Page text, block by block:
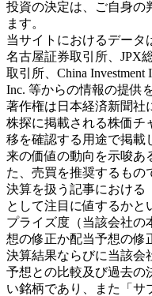
投資の決定は、ご自身の
ます。
当サイトにおけるデータ
名古屋証券取引所、JPX
取引所、China Investment
Inc. 等からの情報の提供
著作権は日本経済新聞社
株探に掲載される株価チ
移を確認する用途で掲載
来の価値の動向を示唆あ
た、売買を推奨するもの
決算を扱う記事における
として注目に値するかと
プライズ度（当該会社の
想の修正か配当予想の修
決算結果ならびに当該会
予想との比較及び過去の
い銘柄であり、また「サ